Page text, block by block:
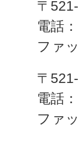
〒
電話
ファ
〒
電話
ファ